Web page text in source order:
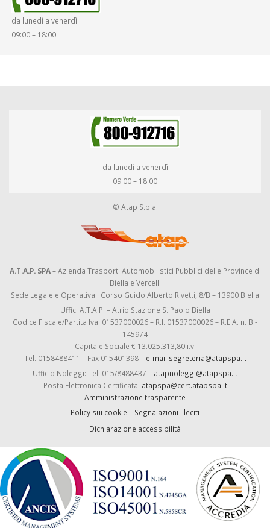
da lunedì a venerdì
09:00 – 18:00
da lunedì a venerdì
09:00 – 18:00
© Atap S.p.a.
A.T.A.P. SPA– Azienda Trasporti Automobilistici Pubblici delle Province di
Biella e Vercelli
Sede Legale e Operativa : Corso Guido Alberto Rivetti, 8/B – 13900 Biella
Uffici A.T.A.P. – Atrio Stazione S. Paolo Biella
Codice Fiscale/Partita Iva: 01537000026 – R.I. 01537000026 – R.E.A. n. BI-
145974
Capitale Sociale € 13.025.313,80 i.v.
Tel. 0158488411 – Fax 015401398 – e-mail segreteria@atapspa.it
Ufficio Noleggi: Tel. 015/8488437 – atapnoleggi@atapspa.it
Posta Elettronica Certificata: atapspa@cert.atapspa.it
Amministrazione trasparente
Policy sui cookie – Segnalazioni illeciti
Dichiarazione accessibilità